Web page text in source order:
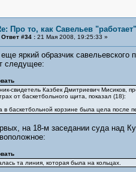
Про то, как Савельев
Ответ #34 :21 Мая 2008, 19:25:33 »
яркий образчик савельевского
следущее:
свидетель Казбек Дмитриевич Мисиков,
от баскетбольного щита, показал (18):
в баскетбольной корзине была цела после
на 18-м заседании суда над
та линия, которая была на кольцах.